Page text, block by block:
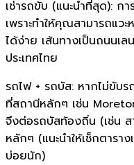
เช่ารถขับ (แนะนำที่สุด): ก
เพราะทำให้คุณสามารถแว
ได้ง่าย เส้นทางเป็นถนนเ
ประเทศไทย
รถไฟ + รถบัส: หากไม่ขับ
ที่สถานีหลักๆ เช่น
จึงต่อรถบัสท้องถิ่น (เช่น ส
หลักๆ (แนะนำให้เช็กตารา
บ่อยนัก)